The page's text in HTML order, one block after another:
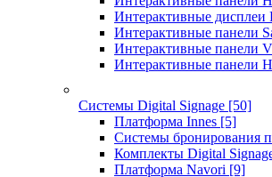
Интерактивные дисплеи
Интерактивные панели
Интерактивные панели
Интерактивные панели
Системы Digital Signage [50]
Платформа Innes [5]
Системы бронирования
Комплекты Digital
Платформа Navori [9]